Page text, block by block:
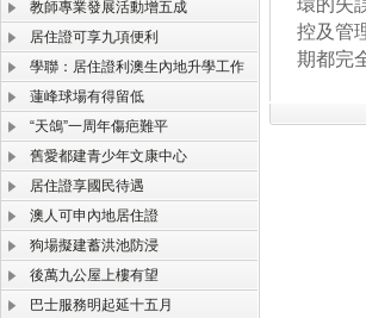
教師專業發展活動增五成
居住證可享九項便利
學聯：居住證利澳生內地升學工作
蓮峰球場有得留低
“天鴿”一周年傷疤難平
舊愛都建青少年文康中心
居住證享國民待遇
澳人可申內地居住證
狗場擬建蓄洪池防浸
後萬九公屋上樓有望
巴士服務明起延十五月
環的失
控及管
期都完